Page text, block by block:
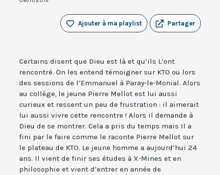
Partager
Ajouter à ma playlist
Certains disent que Dieu est là et qu’ils L’ont
rencontré. On les entend témoigner sur KTO ou lors
des sessions de l’Emmanuel à Paray-le-Monial. Alors
au collège, le jeune Pierre Mellot est lui aussi
curieux et ressent un peu de frustration : il aimerait
lui aussi vivre cette rencontre ! Alors il demande à
Dieu de se montrer. Cela a pris du temps mais Il a
fini par le faire comme le raconte Pierre Mellot sur
le plateau de KTO. Le jeune homme a aujourd’hui 24
ans. Il vient de finir ses études à X-Mines et en
philosophie et vient d’entrer en année de